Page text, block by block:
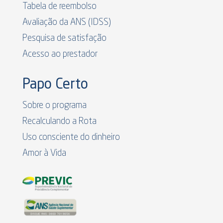
Tabela de reembolso
Avaliação da ANS (IDSS)
Pesquisa de satisfação
Acesso ao prestador
Papo Certo
Sobre o programa
Recalculando a Rota
Uso consciente do dinheiro
Amor à Vida